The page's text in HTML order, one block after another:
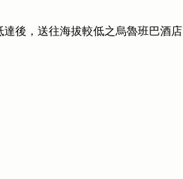
後，送往海拔較低之烏魯班巴酒店